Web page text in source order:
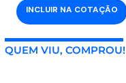
INCLUIR NA COTAÇÃO
QUEM VIU, COMPROU!